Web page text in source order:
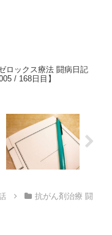
ロックス療法 闘病日記
/ 168日目】
抗がん剤治療 闘